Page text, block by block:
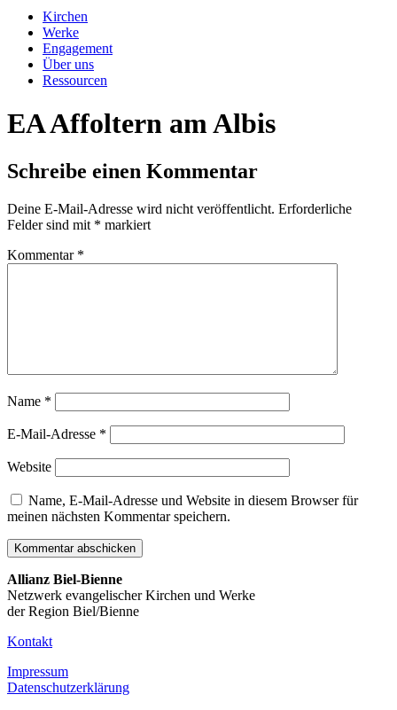
Kirchen
Werke
Engagement
Über uns
Ressourcen
EA Affoltern am Albis
Schreibe einen Kommentar
Deine E-Mail-Adresse wird nicht veröffentlicht. Erforderliche
Felder sind mit * markiert
Kommentar *
Name *
E-Mail-Adresse *
Website
Name, E-Mail-Adresse und Website in diesem Browser für
meinen nächsten Kommentar speichern.
Allianz Biel-Bienne
Netzwerk evangelischer Kirchen und Werke
der Region Biel/Bienne
Kontakt
Impressum
Datenschutzerklärung